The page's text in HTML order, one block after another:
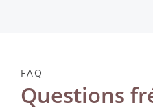
FAQ
Questions